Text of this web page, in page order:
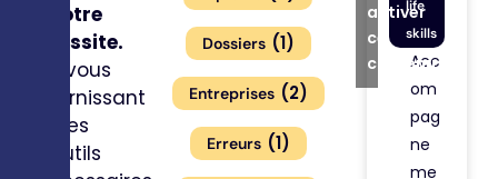
notre
réussite.
En vous
fournissant
les
outils
Dossiers (1)
Entreprises (2)
Erreurs (1)
activer
ce
contenu
life
skills
Acc
om
pag
ne
me